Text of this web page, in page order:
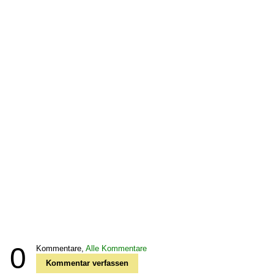
0 Kommentare, Alle Kommentare
Kommentar verfassen